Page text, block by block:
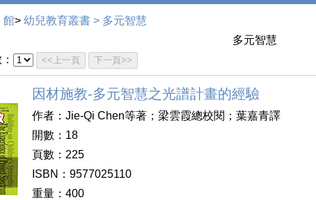
館> 幼兒教育叢書 > 多元智慧
多元智慧
<<上一頁 下一頁>>
因材施教-多元智慧之光譜計畫的經驗
作者：Jie-Qi Chen等著；梁雲霞總校閱；葉嘉青譯
開數：18
頁數：225
ISBN：9577025110
重量：400